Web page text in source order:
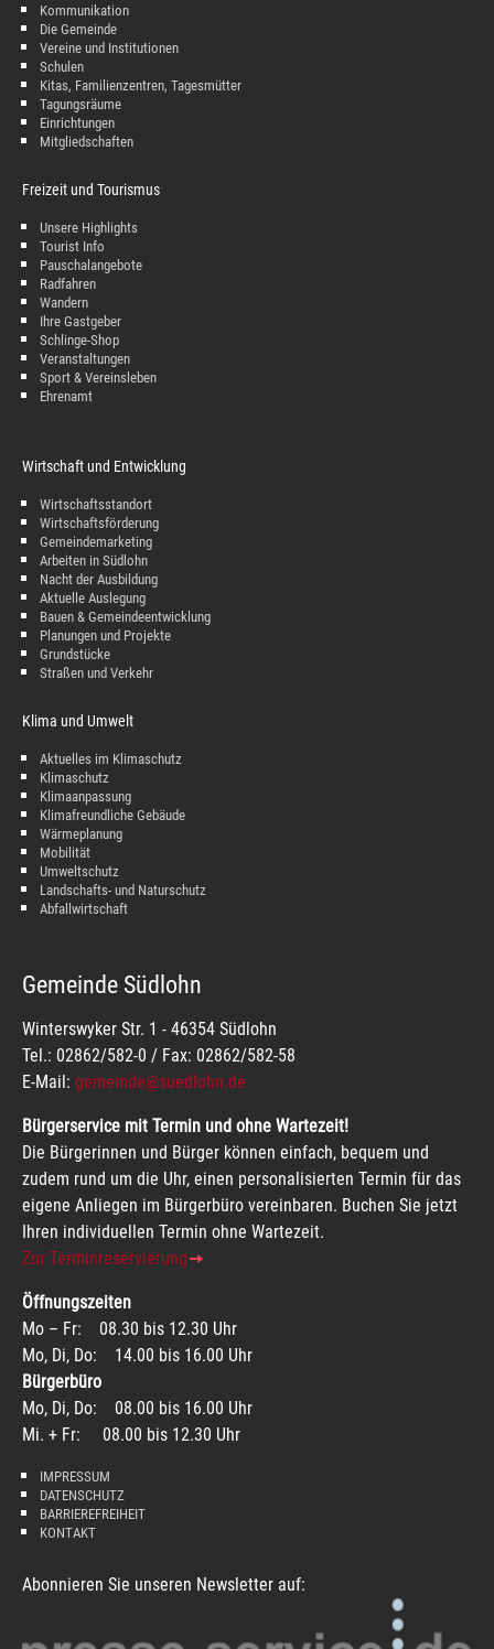
Kommunikation
Die Gemeinde
Vereine und Institutionen
Schulen
Kitas, Familienzentren, Tagesmütter
Tagungsräume
Einrichtungen
Mitgliedschaften
Freizeit und Tourismus
Unsere Highlights
Tourist Info
Pauschalangebote
Radfahren
Wandern
Ihre Gastgeber
Schlinge-Shop
Veranstaltungen
Sport & Vereinsleben
Ehrenamt
Wirtschaft und Entwicklung
Wirtschaftsstandort
Wirtschaftsförderung
Gemeindemarketing
Arbeiten in Südlohn
Nacht der Ausbildung
Aktuelle Auslegung
Bauen & Gemeindeentwicklung
Planungen und Projekte
Grundstücke
Straßen und Verkehr
Klima und Umwelt
Aktuelles im Klimaschutz
Klimaschutz
Klimaanpassung
Klimafreundliche Gebäude
Wärmeplanung
Mobilität
Umweltschutz
Landschafts- und Naturschutz
Abfallwirtschaft
Gemeinde Südlohn
Winterswyker Str. 1 - 46354 Südlohn
Tel.: 02862/582-0 / Fax: 02862/582-58
E-Mail: gemeinde@suedlohn.de
Bürgerservice mit Termin und ohne Wartezeit!
Die Bürgerinnen und Bürger können einfach, bequem und
zudem rund um die Uhr, einen personalisierten Termin für das
eigene Anliegen im Bürgerbüro vereinbaren. Buchen Sie jetzt
Ihren individuellen Termin ohne Wartezeit.
Zur Terminreservierung
Öffnungszeiten
Mo – Fr: 08.30 bis 12.30 Uhr
Mo, Di, Do: 14.00 bis 16.00 Uhr
Bürgerbüro
Mo, Di, Do: 08.00 bis 16.00 Uhr
Mi. + Fr: 08.00 bis 12.30 Uhr
IMPRESSUM
DATENSCHUTZ
BARRIEREFREIHEIT
KONTAKT
Abonnieren Sie unseren Newsletter auf: